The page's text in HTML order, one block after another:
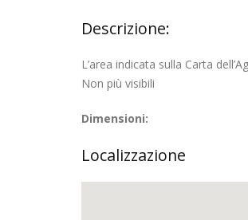
Descrizione:
L’area indicata sulla Carta
Non più visibili
Dimensioni:
Localizzazione